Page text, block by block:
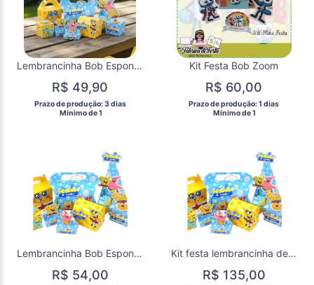
Lembrancinha Bob Esponja Festa Decoração de aniversário personalizados do Bob Esponja 30 Itens Caixinhas
R$ 49,90
Prazo de produção: 3 dias
  Mínimo de 1
Kit Festa Bob Zoom
R$ 60,00
Prazo de produção: 1 dias
  Mínimo de 1
Lembrancinha Bob Esponja 45 itens
R$ 54,00
Kit festa lembrancinha de aniversário do Bob Esponja 60 itens
R$ 135,00